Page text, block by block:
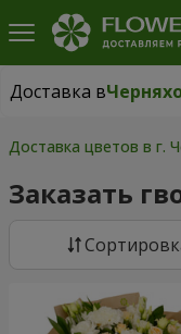
Доставка в
Доставка в
Доставка цветов в г.
Заказать